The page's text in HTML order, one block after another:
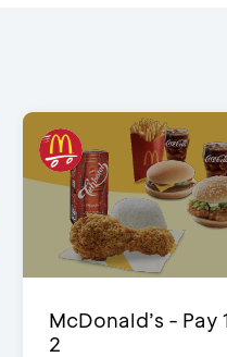
McDonald’s - Pay
2